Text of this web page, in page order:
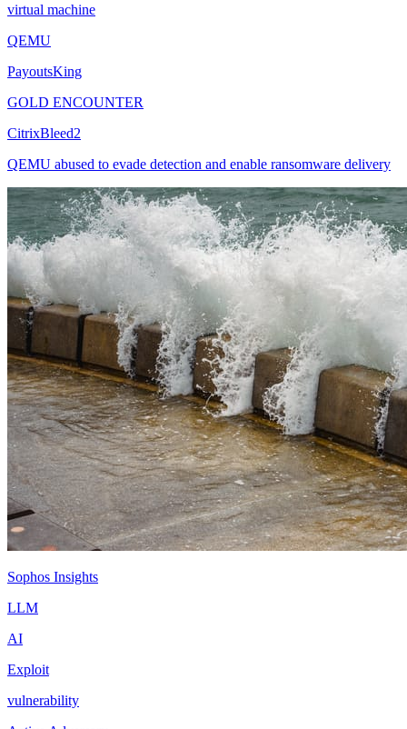
virtual machine
QEMU
PayoutsKing
GOLD ENCOUNTER
CitrixBleed2
QEMU abused to evade detection and enable ransomware delivery
Sophos Insights
LLM
AI
Exploit
vulnerability